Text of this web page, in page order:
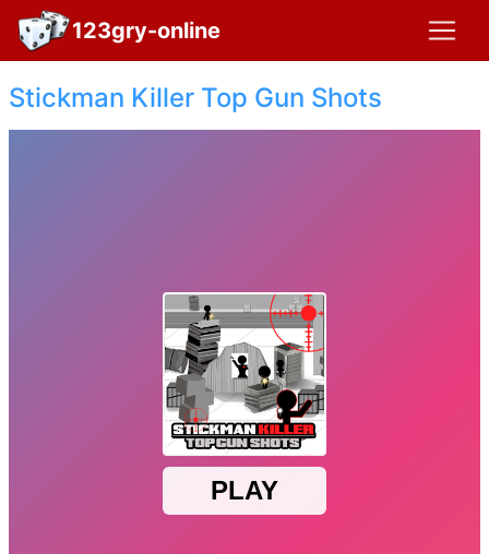
123gry-online
Stickman Killer Top Gun Shots